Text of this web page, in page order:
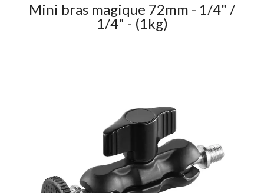
Mini bras magique 72mm - 1/4" /
1/4" - (1kg)